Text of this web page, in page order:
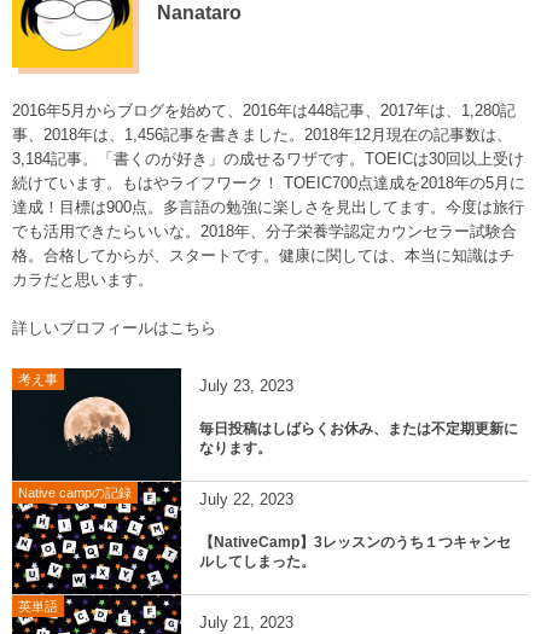
Nanataro
2016年5月からブログを始めて、2016年は448記事、2017年は、1,280記
事、2018年は、1,456記事を書きました。2018年12月現在の記事数は、
3,184記事。「書くのが好き」の成せるワザです。TOEICは30回以上受け
続けています。もはやライフワーク！ TOEIC700点達成を2018年の5月に
達成！目標は900点。多言語の勉強に楽しさを見出してます。今度は旅行
でも活用できたらいいな。2018年、分子栄養学認定カウンセラー試験合
格。合格してからが、スタートです。健康に関しては、本当に知識はチ
カラだと思います。
詳しいプロフィールはこちら
考え事 July 23, 2023
毎日投稿はしばらくお休み、または不定期更新に
なります。
Native campの記録 July 22, 2023
【NativeCamp】3レッスンのうち１つキャンセ
ルしてしまった。
英単語
July 21, 2023